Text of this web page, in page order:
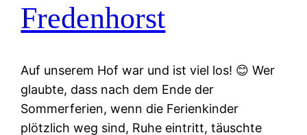
Fredenhorst
Auf unserem Hof war und ist viel los! 😊 Wer
glaubte, dass nach dem Ende der
Sommerferien, wenn die Ferienkinder
plötzlich weg sind, Ruhe eintritt, täuschte